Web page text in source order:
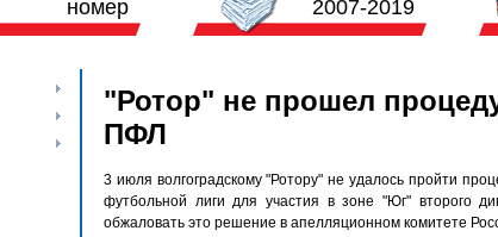
номер
2007-2019
"Ротор" не прошел
ПФЛ
3 июля волгоградскому "Ротору" не удалось пройти
футбольной лиги для участия в зоне "Юг" второго
обжаловать это решение в апелляционном комитете